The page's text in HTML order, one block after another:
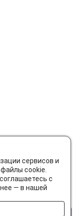
сервисов и
cookie.
с
— в нашей